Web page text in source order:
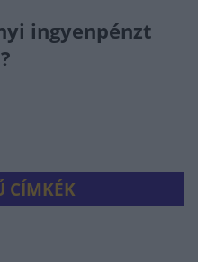
ingyenpénzt
CÍMKÉK